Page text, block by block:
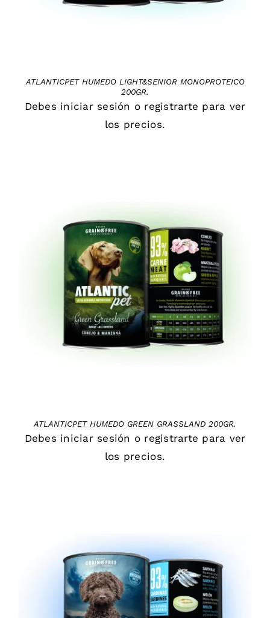
ATLANTICPET HUMEDO LIGHT&SENIOR MONOPROTEICO
200GR.
Debes iniciar sesión o registrarte para ver
los precios.
DETAILS
ATLANTICPET HUMEDO GREEN GRASSLAND 200GR.
Debes iniciar sesión o registrarte para ver
los precios.